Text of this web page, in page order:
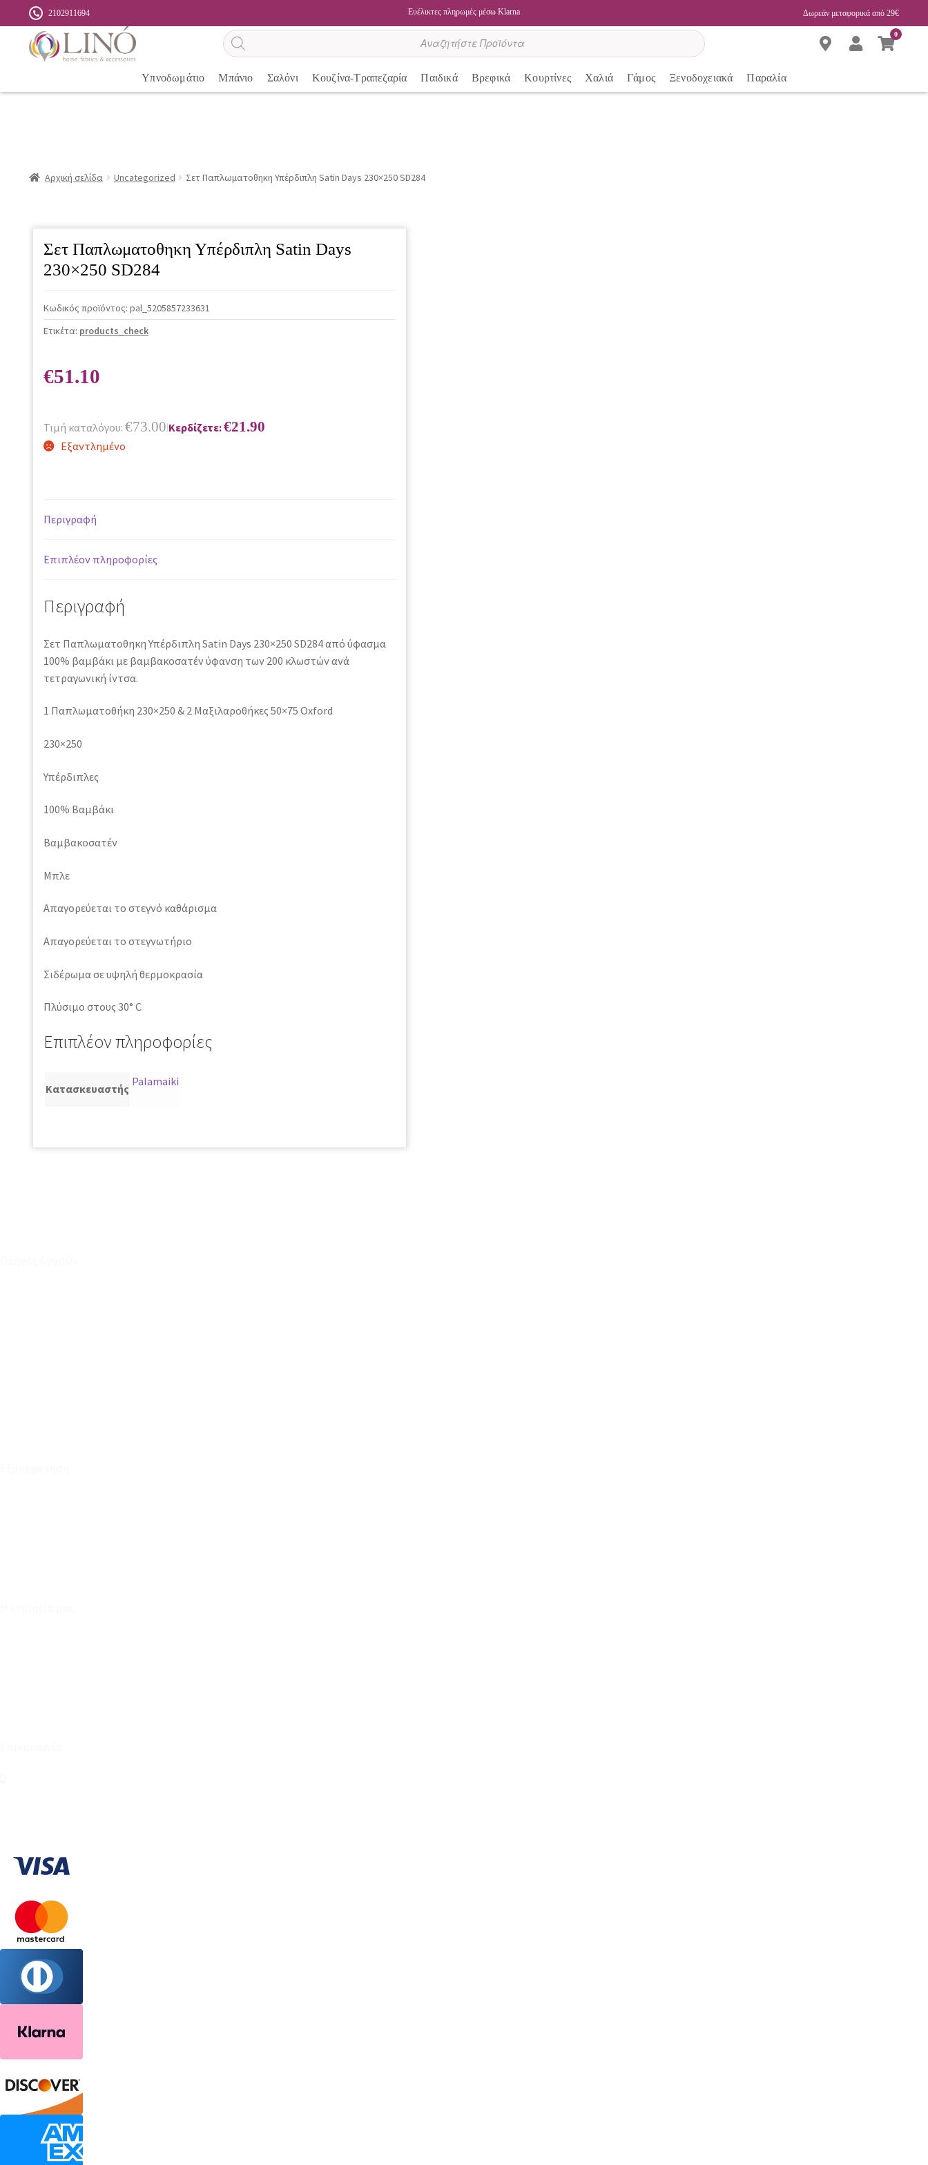
2102911694 Ευέλικτες πληρωμές μέσω Klarna Δωρεάν μεταφορικά από 29€
Αναζήτηση
προϊόντων
0
Υπνοδωμάτιο Μπάνιο Σαλόνι Κουζίνα-Τραπεζαρία Παιδικά Βρεφικά Κουρτίνες Χαλιά Γάμος Ξενοδοχειακά Παραλία
Αρχική σελίδα Uncategorized Σετ Παπλωματοθηκη Υπέρδιπλη Satin Days 230×250 SD284
Σετ Παπλωματοθηκη Υπέρδιπλη Satin Days
230×250 SD284
Κωδικός προϊόντος: pal_5205857233631
Ετικέτα: products_check
€51.10
Τιμή καταλόγου: €73.00|Κερδίζετε:€21.90
Εξαντλημένο
Περιγραφή
Επιπλέον πληροφορίες
Περιγραφή
Σετ Παπλωματοθηκη Υπέρδιπλη Satin Days 230×250 SD284 από ύφασμα
100% βαμβάκι με βαμβακοσατέν ύφανση των 200 κλωστών ανά
τετραγωνική ίντσα.
1 Παπλωματοθήκη 230×250 & 2 Μαξιλαροθήκες 50×75 Oxford
230×250
Υπέρδιπλες
100% Βαμβάκι
Βαμβακοσατέν
Μπλε
Απαγορεύεται το στεγνό καθάρισμα
Απαγορεύεται το στεγνωτήριο
Σιδέρωμα σε υψηλή θερμοκρασία
Πλύσιμο στους 30° C
Επιπλέον πληροφορίες
Κατασκευαστής
Palamaiki